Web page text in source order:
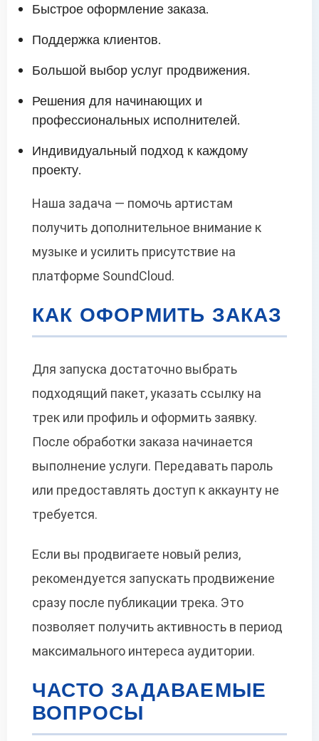
Быстрое оформление заказа.
Поддержка клиентов.
Большой выбор услуг продвижения.
Решения для начинающих и
профессиональных исполнителей.
Индивидуальный подход к каждому
проекту.
Наша задача — помочь артистам
получить дополнительное внимание к
музыке и усилить присутствие на
платформе SoundCloud.
КАК ОФОРМИТЬ ЗАКАЗ
Для запуска достаточно выбрать
подходящий пакет, указать ссылку на
трек или профиль и оформить заявку.
После обработки заказа начинается
выполнение услуги. Передавать пароль
или предоставлять доступ к аккаунту не
требуется.
Если вы продвигаете новый релиз,
рекомендуется запускать продвижение
сразу после публикации трека. Это
позволяет получить активность в период
максимального интереса аудитории.
ЧАСТО ЗАДАВАЕМЫЕ
ВОПРОСЫ